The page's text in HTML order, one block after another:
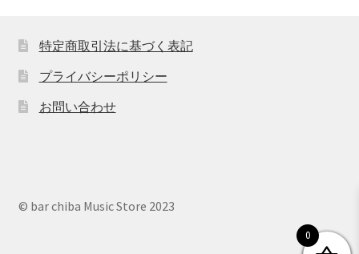
特定商取引法に基づく表記
プライバシーポリシー
お問い合わせ
© bar chiba Music Store 2023
0